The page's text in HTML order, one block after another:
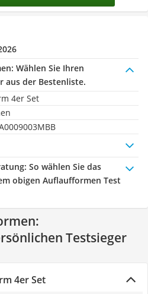
Wählen Sie Ihren
aus der Bestenliste.
4er Set
: So wählen Sie das
obigen Auflaufformen Test
Testsieger
4er Set